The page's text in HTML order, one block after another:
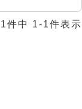
1件中 1-1件表示